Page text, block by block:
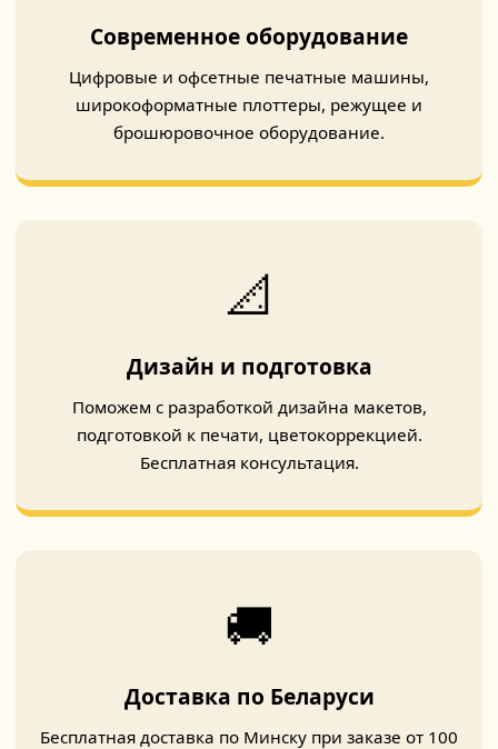
Современное оборудование
Цифровые и офсетные печатные машины,
широкоформатные плоттеры, режущее и
брошюровочное оборудование.
📐
Дизайн и подготовка
Поможем с разработкой дизайна макетов,
подготовкой к печати, цветокоррекцией.
Бесплатная консультация.
🚚
Доставка по Беларуси
Бесплатная доставка по Минску при заказе от 100